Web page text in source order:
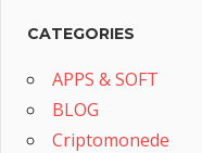
CATEGORIES
APPS & SOFT
BLOG
Criptomonede